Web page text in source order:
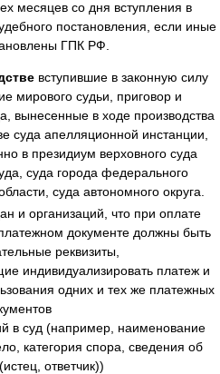
месяцев со дня вступления в
постановления, если иные
ГПК РФ.
вступившие в законную силу
мирового судьи, приговор и
вынесенные в ходе производства
суда апелляционной инстанции,
в президиум верховного суда
суда города федерального
суда автономного округа.
и организаций, что при оплате
документе должны быть
реквизиты,
индивидуализировать платеж и
одних и тех же платежных
в суд (например, наименование
категория спора, сведения об
ответчик))